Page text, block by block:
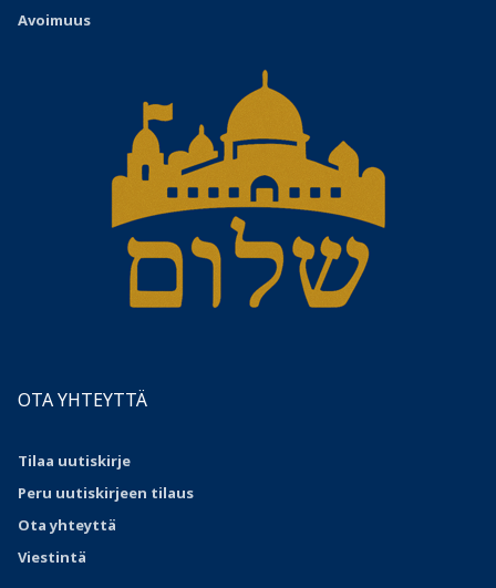
Avoimuus
OTA YHTEYTTÄ
Tilaa uutiskirje
Peru uutiskirjeen tilaus
Otayhteyttä
Viestintä